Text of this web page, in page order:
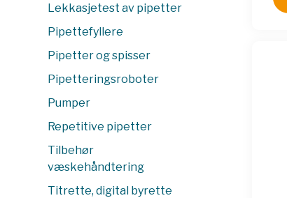
Lekkasjetest av pipetter
Pipettefyllere
Pipetter og spisser
Pipetteringsroboter
Pumper
Repetitive pipetter
Tilbehør
væskehåndtering
Titrette, digital byrette